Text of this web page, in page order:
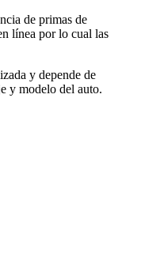
de primas de
línea por lo cual las
y depende de
y modelo del auto.